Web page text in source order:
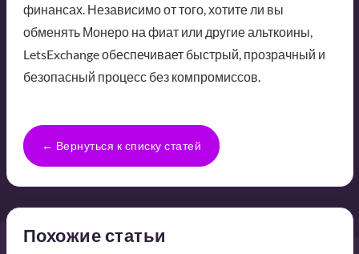
финансах. Независимо от того, хотите ли вы
обменять Монеро на фиат или другие альткоины,
LetsExchange обеспечивает быстрый, прозрачный и
безопасный процесс без компромиссов.
← Вернуться к списку статей
Похожие статьи